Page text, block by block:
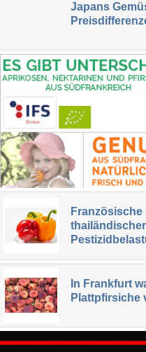
Japans
In Frankfurt
Plattpfirsiche